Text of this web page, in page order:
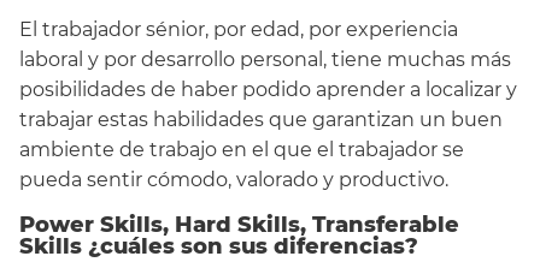
El trabajador sénior, por edad, por experiencia
laboral y por desarrollo personal, tiene muchas más
posibilidades de haber podido aprender a localizar y
trabajar estas habilidades que garantizan un buen
ambiente de trabajo en el que el trabajador se
pueda sentir cómodo, valorado y productivo.
Power Skills, Hard Skills, Transferable
Skills ¿cuáles son sus diferencias?